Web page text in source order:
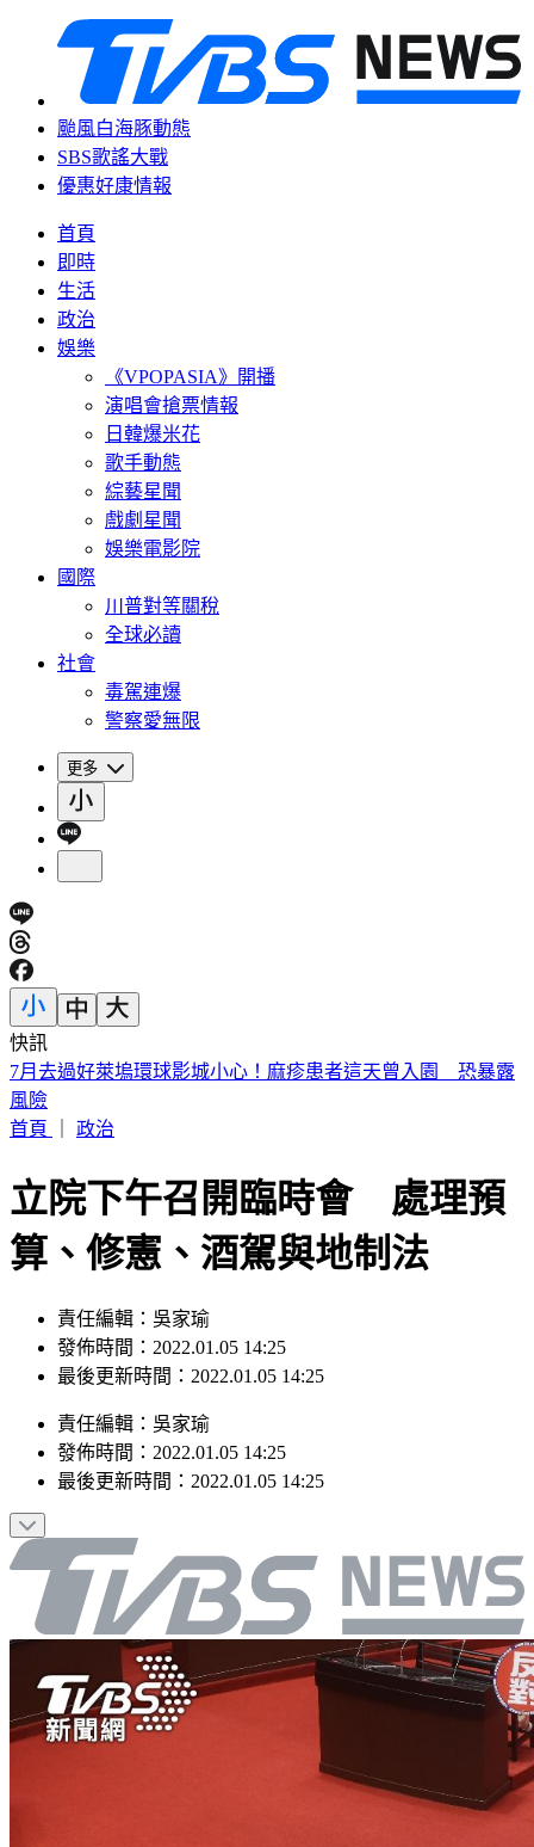
颱風白海豚動態
SBS歌謠大戰
優惠好康情報
首頁
即時
生活
政治
娛樂
《VPOPASIA》開播
演唱會搶票情報
日韓爆米花
歌手動態
綜藝星聞
戲劇星聞
娛樂電影院
國際
川普對等關稅
全球必讀
社會
毒駕連爆
警察愛無限
更多
快訊
認了特赦不公平！杭特罕見受訪：父親拜登癌症已擴散
首頁
立院下午召開臨時會 處理預
算、修憲、酒駕與地制法
發佈時間：2022.01.05 14:25
最後更新時間：2022.01.05 14:25
發佈時間： 2022.01.05 14:25
最後更新時間：2022.01.05 14:25